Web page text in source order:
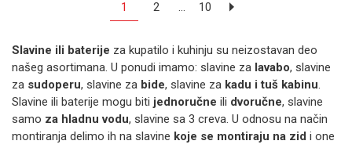
1 2 ... 10
Slavine ili baterije za kupatilo i kuhinju su neizostavan deo
našeg asortimana. U ponudi imamo: slavine za lavabo, slavine
za sudoperu, slavine za bide, slavine za kadu i tuš kabinu.
Slavine ili baterije mogu biti jednoručne ili dvoručne, slavine
samo za hladnu vodu, slavine sa 3 creva. U odnosu na način
montiranja delimo ih na slavine koje se montiraju na zid i one